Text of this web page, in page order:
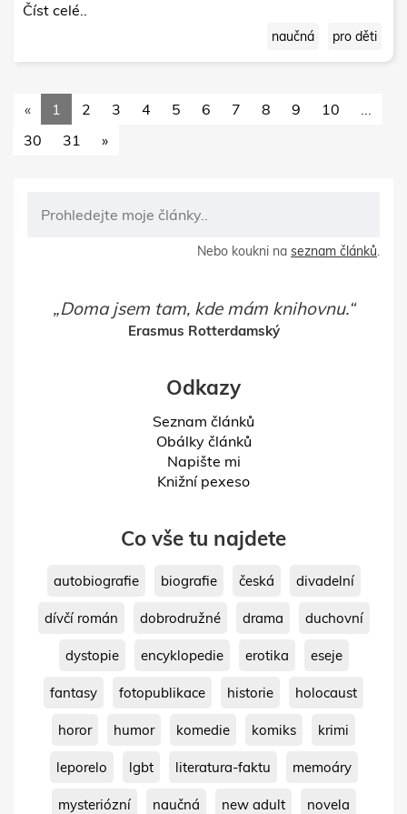
Číst celé..
naučná pro děti
« 1 2 3 4 5 6 7 8 9 10
...
30
31 »
Nebo koukni na seznam článků.
Doma jsem tam, kde mám knihovnu.
Erasmus Rotterdamský
Odkazy
Seznam článků
Obálky článků
Napište mi
Knižní pexeso
Co vše tu najdete
autobiografie biografie česká divadelní
dívčí román dobrodružné drama duchovní
dystopie encyklopedie erotika eseje
fantasy fotopublikace historie holocaust
horor humor komedie komiks krimi
leporelo lgbt literatura-faktu memoáry
mysteriózní naučná new adult novela